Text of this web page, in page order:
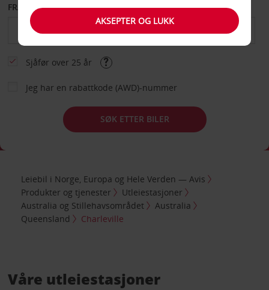
FRA DATO TIL DATO
Sjåfør over 25 år
Jeg har en rabattkode (AWD)-nummer
SØK ETTER BILER
Leiebil i Norge, Europa og Hele Verden — Avis
Produkter og tjenester
Utleiestasjoner
Australia og Stillehavsområdet
Australia
Queensland
Charleville
Våre utleiestasjoner
AKSEPTER OG LUKK